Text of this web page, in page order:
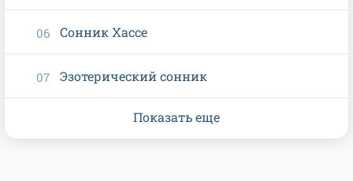
Сонник Хассе
Эзотерический сонник
Показать еще